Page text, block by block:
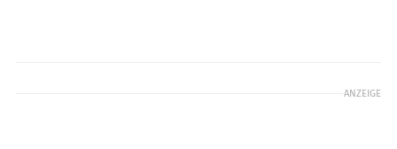
ANZEIGE